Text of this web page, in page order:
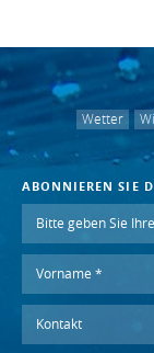
Wetter
ABONNIEREN SIE